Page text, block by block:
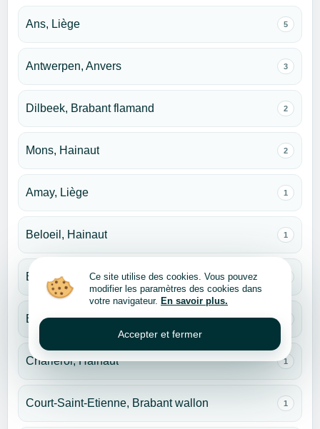
Ans, Liège 5
Antwerpen, Anvers 3
Dilbeek, Brabant flamand 2
Mons, Hainaut 2
Amay, Liège 1
Beloeil, Hainaut 1
Brecht, Anvers
Bruxelles
Charleroi, Hainaut 1
Court-Saint-Etienne, Brabant wallon 1
Ce site utilise des cookies. Vous pouvez
modifier les paramètres des cookies dans
votre navigateur. En savoir plus.
Accepter et fermer